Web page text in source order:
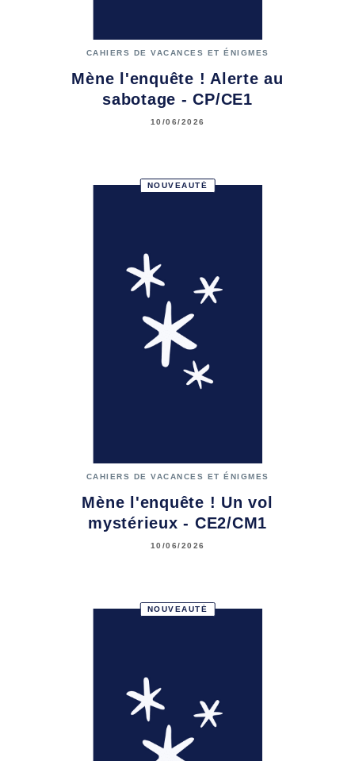
CAHIERS DE VACANCES ET ÉNIGMES
Mène l'enquête ! Alerte au
sabotage - CP/CE1
10/06/2026
NOUVEAUTÉ
CAHIERS DE VACANCES ET ÉNIGMES
Mène l'enquête ! Un vol
mystérieux - CE2/CM1
10/06/2026
NOUVEAUTÉ